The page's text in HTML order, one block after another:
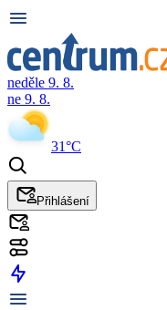
neděle 9. 8.
ne 9. 8.
31°C
Přihlášení